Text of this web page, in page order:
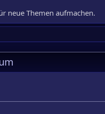
neue Themen aufmachen.